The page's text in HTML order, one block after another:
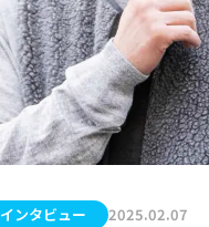
インタビュー 2025.02.07